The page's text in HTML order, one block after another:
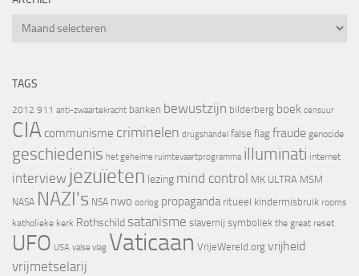
Archief
TAGS
2012 911 anti-zwaartekracht banken bewustzijn bilderberg boek censuur
CIA communisme criminelen drugshandel false flag fraude genocide
geschiedenis het geheime ruimtevaartprogramma illuminati internet
interview jezuïeten lezing mind control MK ULTRA MSM
NASA NAZI's NSA nwo oorlog propaganda ritueel kindermisbruik rooms
katholieke kerk Rothschild satanisme slavernij symboliek the great reset
UFO USA valse vlag Vaticaan VrijeWereld.org vrijheid
vrijmetselarij